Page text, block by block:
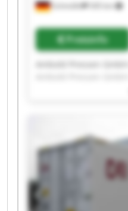
Schmölln 545 km
Preisinfo
Ambold Pressen
Ambold Pressen
Ambold Pressen
Ambold Pressen
Ambold Pressen
Ambold Pressen
Ambold Pressen